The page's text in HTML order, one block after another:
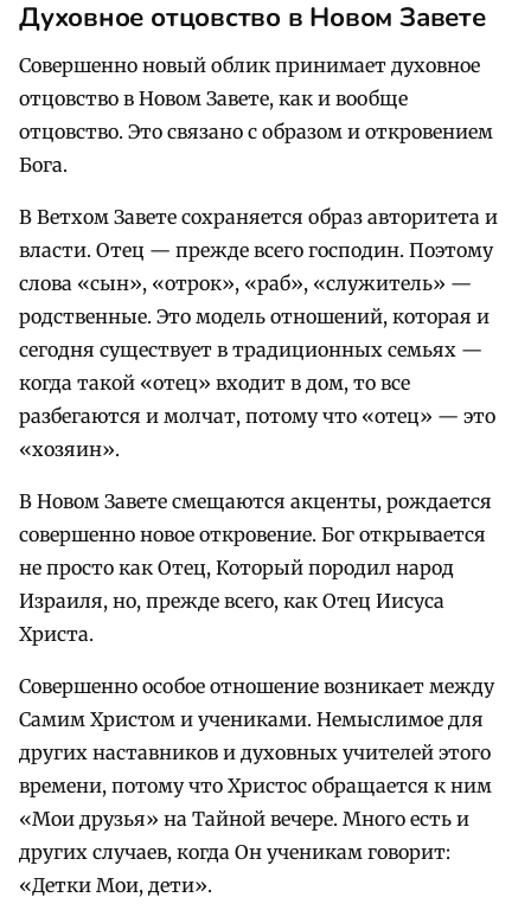
Духовное отцовство в Новом Завете
Совершенно новый облик принимает духовное
отцовство в Новом Завете, как и вообще
отцовство. Это связано с образом и откровением
Бога.
В Ветхом Завете сохраняется образ авторитета и
власти. Отец — прежде всего господин. Поэтому
слова «сын», «отрок», «раб», «служитель» —
родственные. Это модель отношений, которая и
сегодня существует в традиционных семьях —
когда такой «отец» входит в дом, то все
разбегаются и молчат, потому что «отец» — это
«хозяин».
В Новом Завете смещаются акценты, рождается
совершенно новое откровение. Бог открывается
не просто как Отец, Который породил народ
Израиля, но, прежде всего, как Отец Иисуса
Христа.
Совершенно особое отношение возникает между
Самим Христом и учениками. Немыслимое для
других наставников и духовных учителей этого
времени, потому что Христос обращается к ним
«Мои друзья» на Тайной вечере. Много есть и
других случаев, когда Он ученикам говорит:
«Детки Мои, дети».